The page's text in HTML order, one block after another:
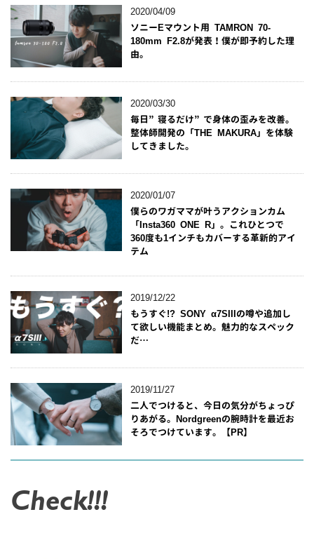
2020/04/09
ソニーEマウント用 TAMRON 70-
180mm F2.8が発表！僕が即予約した理
由。
2020/03/30
毎日”寝るだけ”で身体の歪みを改善。
整体師開発の「THE MAKURA」を体験
してきました。
2020/01/07
僕らのワガママが叶うアクションカム
「Insta360 ONE R」。これひとつで
360度も1インチもカバーする革新的アイ
テム
2019/12/22
もうすぐ!? SONY α7SIIIの噂や追加し
て欲しい機能まとめ。魅力的なスペック
だ…
2019/11/27
二人でつけると、今日の気分がちょっぴ
りあがる。Nordgreenの腕時計を最近お
そろでつけています。【PR】
Check!!!